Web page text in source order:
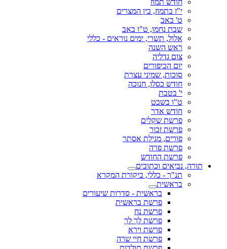
חודש תמוז
י"ז בתמוז, בין המצרים
ט' באב
שבת נחמו, ט"ו באב
אלול, תשרי, ימים נוראים - כללי
ראש השנה
צום גדליה
יום הכיפורים
סוכות, שמיני עצרת
חודש כסלו, חנוכה
י' בטבת
ט"ו בשבט
חודש אדר
פרשת שקלים
פרשת זכור
פורים, מגילת אסתר
פרשת פרה
פרשת החודש
תורה, נביאים וכתובים
תנ"ך - כללי, ביקורת המקרא
בראשית
בראשית - סדרות שיעורים
פרשת בראשית
פרשת נח
פרשת לך לך
פרשת וירא
פרשת חיי שרה